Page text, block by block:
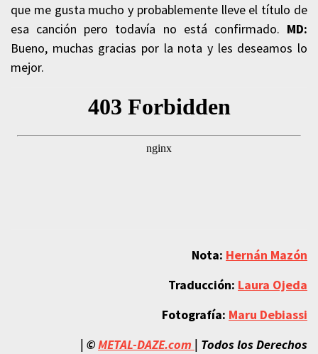
que me gusta mucho y probablemente lleve el título de
esa canción pero todavía no está confirmado. MD:
Bueno, muchas gracias por la nota y les deseamos lo
mejor.
Nota: Hernán Mazón
Traducción: Laura Ojeda
Fotografía: Maru Debiassi
| ©METAL-DAZE.com | Todos los Derechos